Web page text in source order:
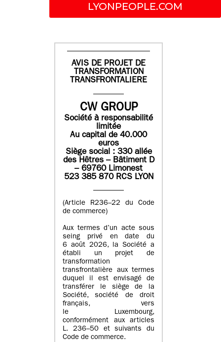
LYONPEOPLE.COM
AVIS DE PROJET DE
TRANSFORMATION
TRANSFRONTALIERE
CW GROUP
Société à responsabilité
limitée
Au capital de 40.000
euros
Siège social : 330 allée
des Hêtres – Bâtiment D
– 69760 Limonest
523 385 870 RCS LYON
(Article R236–22 du Code
de commerce)
Aux termes d’un acte sous
seing privé en date du
6 août 2026, la Société a
établi un projet de
transformation
transfrontalière aux termes
duquel il est envisagé de
transférer le siège de la
Société, société de droit
français, vers
le Luxembourg,
conformément aux articles
L. 236–50 et suivants du
Code de commerce.